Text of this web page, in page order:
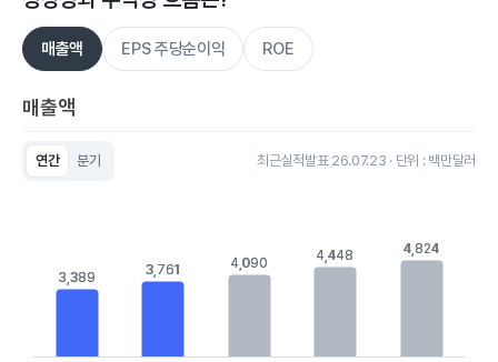
매출액 EPS 주당순이익 ROE
매출액
연간 분기 최근실적발표 26.07.23 · 단위 : 백만달러
The chart has 1 X axis displaying categories.
The chart has 1 Y axis displaying values. Data ranges from
3,389
3,389 3,761
3,761 4,090
4,090 4,448
4,448 4,824
4,824